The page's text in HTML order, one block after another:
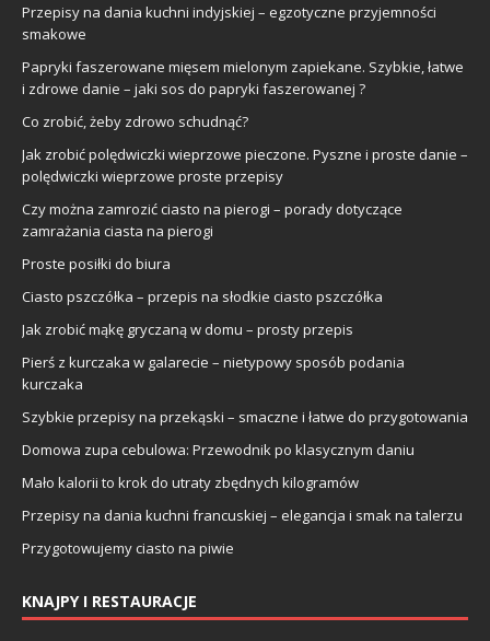
Przepisy na dania kuchni indyjskiej – egzotyczne przyjemności
smakowe
Papryki faszerowane mięsem mielonym zapiekane. Szybkie, łatwe
i zdrowe danie – jaki sos do papryki faszerowanej ?
Co zrobić, żeby zdrowo schudnąć?
Jak zrobić polędwiczki wieprzowe pieczone. Pyszne i proste danie –
polędwiczki wieprzowe proste przepisy
Czy można zamrozić ciasto na pierogi – porady dotyczące
zamrażania ciasta na pierogi
Proste posiłki do biura
Ciasto pszczółka – przepis na słodkie ciasto pszczółka
Jak zrobić mąkę gryczaną w domu – prosty przepis
Pierś z kurczaka w galarecie – nietypowy sposób podania
kurczaka
Szybkie przepisy na przekąski – smaczne i łatwe do przygotowania
Domowa zupa cebulowa: Przewodnik po klasycznym daniu
Mało kalorii to krok do utraty zbędnych kilogramów
Przepisy na dania kuchni francuskiej – elegancja i smak na talerzu
Przygotowujemy ciasto na piwie
KNAJPY I RESTAURACJE